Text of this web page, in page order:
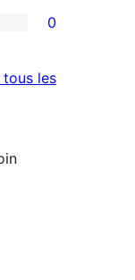
0
tous lesavis